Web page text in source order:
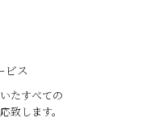
ビス
たすべての
致します。